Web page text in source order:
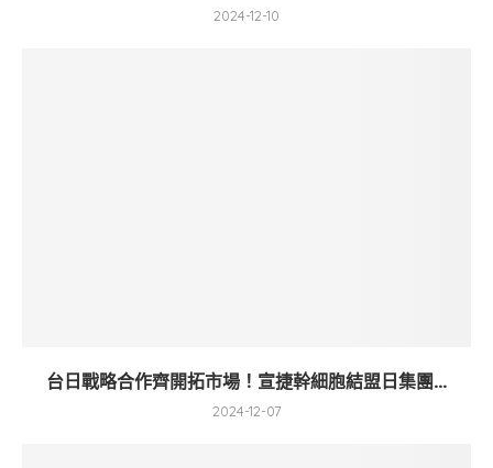
2024-12-10
台日戰略合作齊開拓市場！宣捷幹細胞結盟日集團...
2024-12-07